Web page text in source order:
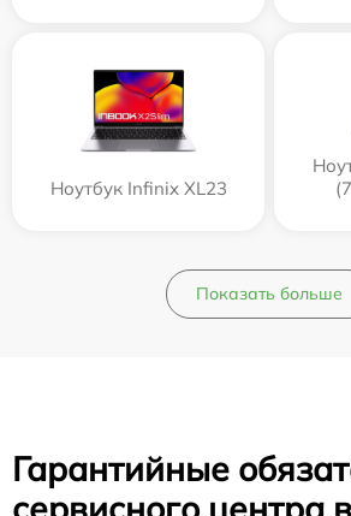
Ноутбук Infinix XL23
Показать больше
Гарантийные